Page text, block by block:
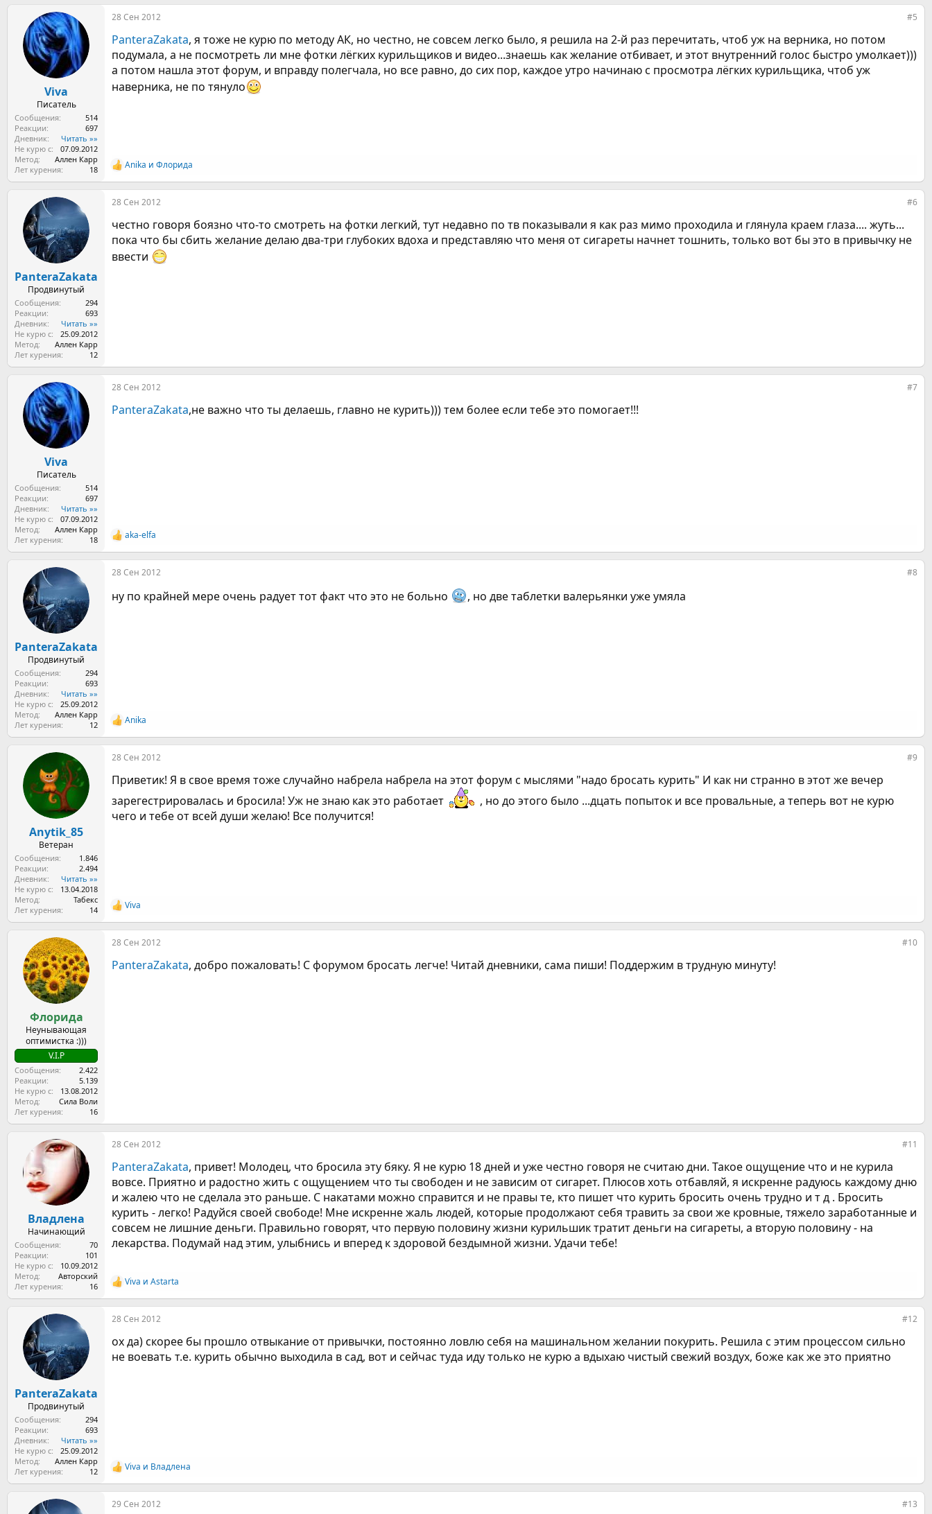
а
к
и
и
:
Viva
Писатель
Сообщения
514
Реакции
697
Дневник
Читать »»
Не курю с
07.09.2012
Метод
Аллен Карр
Лет курения
18
28 Сен 2012 #5
PanteraZakata, я тоже не курю по методу АК, но честно, не совсем легко было, я решила на 2-й раз перечитать, чтоб уж на верника, но потом
подумала, а не посмотреть ли мне фотки лёгких курильщиков и видео...знаешь как желание отбивает, и этот внутренний голос быстро умолкает)))
а потом нашла этот форум, и вправду полегчала, но все равно, до сих пор, каждое утро начинаю с просмотра лёгких курильщика, чтоб уж
наверника, не по тянуло
Р
е
а
к
и
и
:
Anika и Флорида
PanteraZakata
Продвинутый
Сообщения
294
Реакции
693
Дневник
Читать »»
Не курю с
25.09.2012
Метод
Аллен Карр
Лет курения
12
28 Сен 2012 #6
честно говоря боязно что-то смотреть на фотки легкий, тут недавно по тв показывали я как раз мимо проходила и глянула краем глаза.... жуть...
пока что бы сбить желание делаю два-три глубоких вдоха и представляю что меня от сигареты начнет тошнить, только вот бы это в привычку не
ввести
Viva
Писатель
Сообщения
514
Реакции
697
Дневник
Читать »»
Не курю с
07.09.2012
Метод
Аллен Карр
Лет курения
18
28 Сен 2012 #7
PanteraZakata,не важно что ты делаешь, главно не курить))) тем более если тебе это помогает!!!
Р
е
а
к
и
aka-elfa
PanteraZakata
Продвинутый
Сообщения
294
Реакции
693
Дневник
Читать »»
Не курю с
25.09.2012
Метод
Аллен Карр
Лет курения
12
28 Сен 2012 #8
ну по крайней мере очень радует тот факт что это не больно , но две таблетки валерьянки уже умяла
Р
е
а
к
и
:
Anika
Anytik_85
Ветеран
Сообщения
1.846
Реакции
2.494
Дневник
Читать »»
Не курю с
13.04.2018
Метод
Табекс
Лет курения
14
28 Сен 2012 #9
Приветик! Я в свое время тоже случайно набрела набрела на этот форум с мыслями "надо бросать курить" И как ни странно в этот же вечер
зарегестрировалась и бросила! Уж не знаю как это работает
, но до этого было ...дцать попыток и все провальные, а теперь вот не курю
чего и тебе от всей души желаю! Все получится!
Р
е
а
к
и
Viva
Флорида
Неунывающая
оптимистка :)))
V.I.P
Сообщения
2.422
Реакции
5.139
Не курю с
13.08.2012
Метод
Сила Воли
Лет курения
16
28 Сен 2012 #10
PanteraZakata, добро пожаловать! С форумом бросать легче! Читай дневники, сама пиши! Поддержим в трудную минуту!
Владлена
Начинающий
Сообщения
70
Реакции
101
Не курю с
10.09.2012
Метод
Авторский
Лет курения
16
28 Сен 2012 #11
PanteraZakata, привет! Молодец, что бросила эту бяку. Я не курю 18 дней и уже честно говоря не считаю дни. Такое ощущение что и не курила
вовсе. Приятно и радостно жить с ощущением что ты свободен и не зависим от сигарет. Плюсов хоть отбавляй, я искренне радуюсь каждому дню
и жалею что не сделала это раньше. С накатами можно справится и не правы те, кто пишет что курить бросить очень трудно и т д . Бросить
курить - легко! Радуйся своей свободе! Мне искренне жаль людей, которые продолжают себя травить за свои же кровные, тяжело заработанные и
совсем не лишние деньги. Правильно говорят, что первую половину жизни курильшик тратит деньги на сигареты, а вторую половину - на
лекарства. Подумай над этим, улыбнись и вперед к здоровой бездымной жизни. Удачи тебе!
Р
е
а
к
и
и
:
Viva и Astarta
PanteraZakata
Продвинутый
Сообщения
294
Реакции
693
Дневник
Читать »»
Не курю с
25.09.2012
Метод
Аллен Карр
Лет курения
12
28 Сен 2012 #12
ох да) скорее бы прошло отвыкание от привычки, постоянно ловлю себя на машинальном желании покурить. Решила с этим процессом сильно
не воевать т.е. курить обычно выходила в сад, вот и сейчас туда иду только не курю а вдыхаю чистый свежий воздух, боже как же это приятно
Р
е
а
к
Viva и Владлена
29 Сен 2012 #13